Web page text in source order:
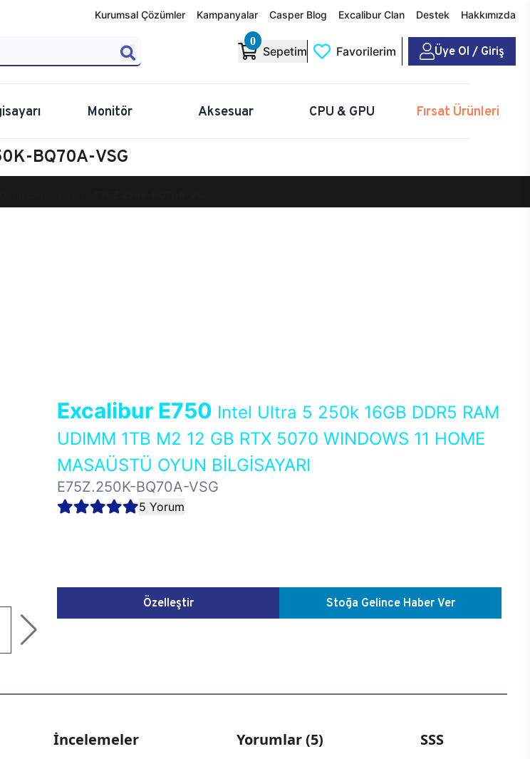
Kurumsal Çözümler Kampanyalar Casper Blog Excalibur Clan Destek Hakkımızda
0
Sepetim Favorilerim Üye Ol / Giriş
Monitör Aksesuar CPU & GPU Fırsat Ürünleri
BQ70A-VSG
Excalibur E750 Intel Ultra 5 250k 16GB DDR5 RAM
UDIMM 1TB M2 12 GB RTX 5070 WINDOWS 11 HOME
MASAÜSTÜ OYUN BİLGİSAYARI
E75Z.250K-BQ70A-VSG
5 Yorum
Özelleştir Stoğa Gelince Haber Ver
İncelemeler Yorumlar (5) SSS